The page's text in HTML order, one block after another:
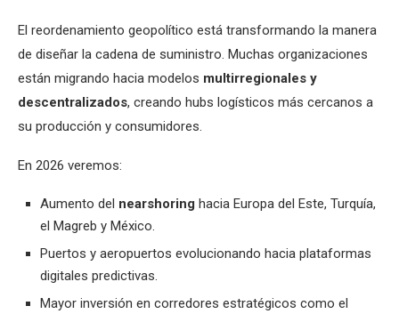
El reordenamiento geopolítico está transformando la manera
de diseñar la cadena de suministro. Muchas organizaciones
están migrando hacia modelos multirregionales y
descentralizados, creando hubs logísticos más cercanos a
su producción y consumidores.
En 2026 veremos:
Aumento del nearshoring hacia Europa del Este, Turquía,
el Magreb y México.
Puertos y aeropuertos evolucionando hacia plataformas
digitales predictivas.
Mayor inversión en corredores estratégicos como el